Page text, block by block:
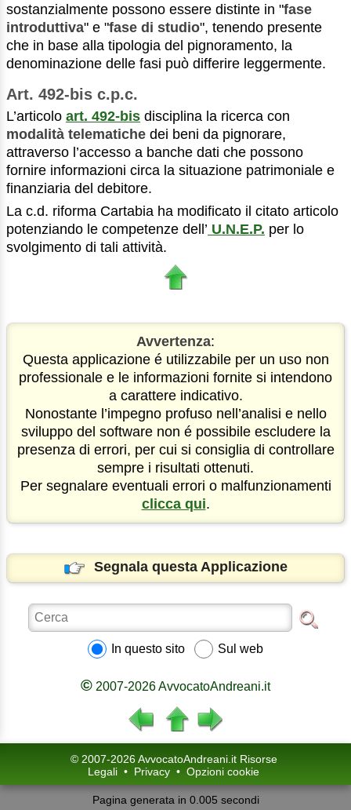
sostanzialmente possono essere distinte in "fase
introduttiva" e "fase di studio", tenendo presente
che in base alla tipologia del pignoramento, la
denominazione delle fasi può differire leggermente.
Art. 492-bis c.p.c.
L’articolo art. 492-bis disciplina la ricerca con
modalità telematiche dei beni da pignorare,
attraverso l’accesso a banche dati che possono
fornire informazioni circa la situazione patrimoniale e
finanziaria del debitore.
La c.d. riforma Cartabia ha modificato il citato articolo
potenziando le competenze dell’ U.N.E.P. per lo
svolgimento di tali attività.
Avvertenza:
Questa applicazione é utilizzabile per un uso non
professionale e le informazioni fornite si intendono
a carattere indicativo.
Nonostante l’impegno profuso nell’analisi e nello
sviluppo del software non é possibile escludere la
presenza di errori, per cui si consiglia di controllare
sempre i risultati ottenuti.
Per segnalare eventuali errori o malfunzionamenti
clicca qui.
Segnala questa Applicazione
In questo sito Sul web
© 2007-2026 AvvocatoAndreani.it
© 2007-2026 AvvocatoAndreani.it Risorse
Legali • Privacy • Opzioni cookie
Pagina generata in 0.005 secondi